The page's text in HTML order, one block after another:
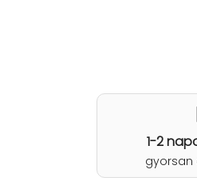
1-2
gyorsan